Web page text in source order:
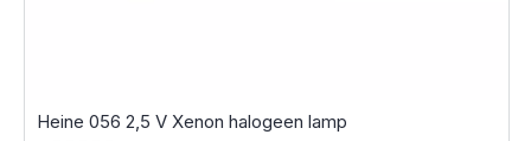
Heine 056 2,5 V Xenon halogeen lamp